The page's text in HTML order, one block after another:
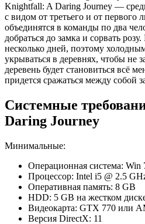
Knightfall: A Daring Journey —
с видом от третьего и от первого
объединятся в команды по два
добраться до замка и сорвать
несколько дней, поэтому
укрываться в деревнях, чтобы не
деревень будет становиться всё
придется сражаться между собой
Системные
Daring Journey
Минимальные:
Операционная система: Win
Процессор: Intel i5 @ 2.5
Оперативная память: 8 GB
HDD: 5 GB на жестком
Видеокарта: GTX 770 или
Версия DirectX: 11